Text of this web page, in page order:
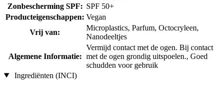
Zonbescherming SPF: SPF 50+
Producteigenschappen: Vegan
Vrij van:
Microplastics, Parfum, Octocryleen,
Nanodeeltjes
Algemene Informatie:
Vermijd contact met de ogen. Bij contact
met de ogen grondig uitspoelen., Goed
schudden voor gebruik
Ingrediënten (INCI)